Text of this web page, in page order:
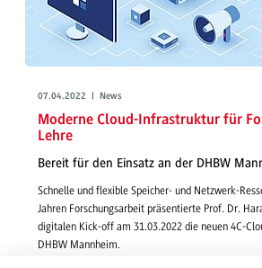
07.04.2022 | News
Moderne Cloud-Infrastruktur für
Lehre
Bereit für den Einsatz an der DHBW
Schnelle und flexible Speicher- und Netzwerk-
Jahren Forschungsarbeit präsentierte Prof. Dr.
digitalen Kick-off am 31.03.2022 die neuen 4C-
DHBW Mannheim.